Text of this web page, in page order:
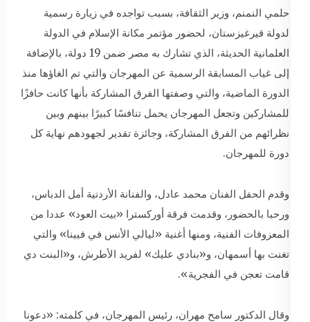
حلمي النمنم، وزير الثقافة، بسبب تواجده في زيارة رسمية
لدولة قيرغيزستان، لحضور مؤتمر مكانة الإسلام في الدولة
العلمانية الحديثة، الذي تشارك به مصر ضمن 19 دولة، بالإضافة
إلى غياب المسابقة الرسمية عن المهرجان والتي تم الغاؤها منذ
الدورة الماضية، والتي وصفتها الفرق المشاركة بأنها كانت حافزًا
للمشاركين وتجعل المهرجان يحمل تنافسًا كبيرًا بينهم وبين
نظرائهم من الفرق المشاركة، وجائزة تقدير لجهودهم نهاية كل
دورة للمهرجان.
وقدم الحفل الفنان محمد عادل، والفنانة الأردنية أمل الدباس،
ورحبا بالحضور، وقدمت فرقة أوركسترا «بيت العود» عددا من
المعزوفات الفنية، ومنها أغنية «ليالي الأنس في فيينا» والتي
تغنت بها أسمهان، و«بنادي عليك» لفريد الأطرش، و«البنت دي
قامت تعجن في الفجرية».
وقال الدكتور سامح مهران، رئيس المهرجان، في كلمته: «دعونا